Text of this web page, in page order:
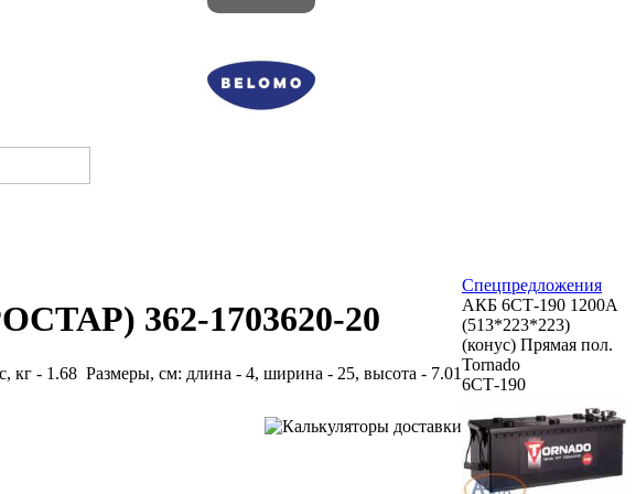
362-1703620-20
кг - 1.68 Размеры, см: длина - 4, ширина - 25, высота - 7.01
Спецпредложения
АКБ 6СТ-190 1200А
(513*223*223)
(конус) Прямая пол.
Tornado
6СТ-190